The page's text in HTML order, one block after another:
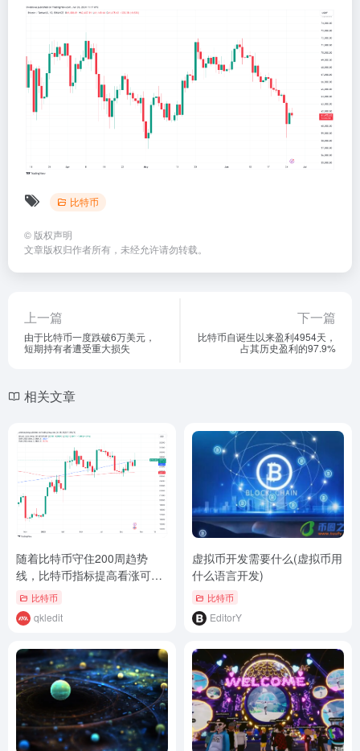
比特币
© 版权声明
文章版权归作者所有，未经允许请勿转载。
上一篇
由于比特币一度跌破6万美元，
短期持有者遭受重大损失
下一篇
比特币自诞生以来盈利4954天，
占其历史盈利的97.9%
相关文章
随着比特币守住200周趋势
线，比特币指标提高看涨可能
性
比特币
qkledit
虚拟币开发需要什么(虚拟币用
什么语言开发)
比特币
EditorY